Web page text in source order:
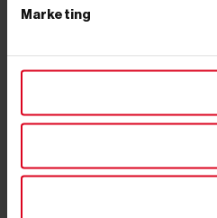
Marketingmodeller kræver, at begge
BRÆNDEKLØVER
PRIMUSDANMARK
gjort det nemt for dig at
benzindrevne modeller fra
til konkurrencedygtige